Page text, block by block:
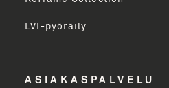
Etunimi
Yritys
LVI-pyöräily
ASIAKASPALVELU